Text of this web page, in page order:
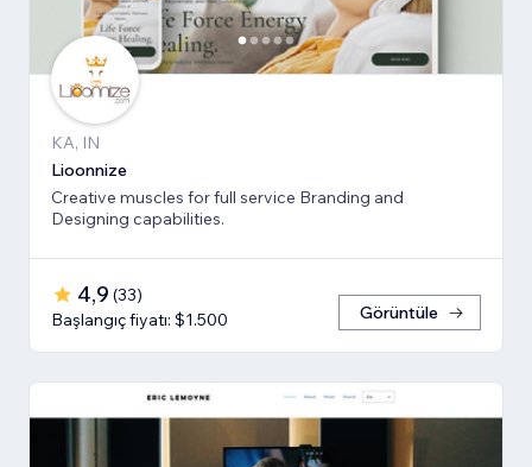
KA, IN
Lioonnize
Creative muscles for full service Branding and
Designing capabilities.
4,9 (33)
Başlangıç fiyatı: $1.500
Görüntüle